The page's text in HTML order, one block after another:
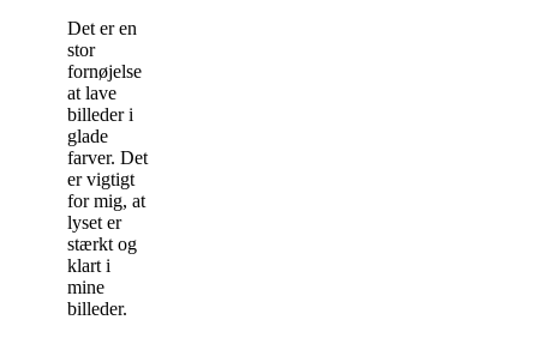
Det er en
stor
fornøjelse
at lave
billeder i
glade
farver. Det
er vigtigt
for mig, at
lyset er
stærkt og
klart i
mine
billeder.